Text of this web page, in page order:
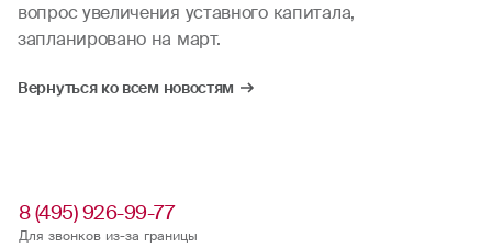
вопрос увеличения уставного капитала,
запланировано на март.
Вернуться ко всем новостям
8 (495) 926-99-77
Для звонков из-за границы